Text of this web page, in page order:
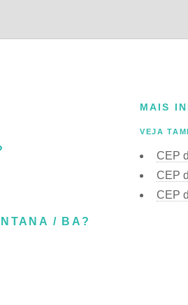
/ BA?
MAIS
VEJA
CEP
CEP
CEP